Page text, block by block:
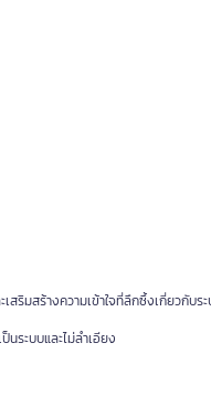
ริมสร้างความเข้าใจที่ลึกซึ้งเกี่ยวกับร
ระบบและไม่ลำเอียง